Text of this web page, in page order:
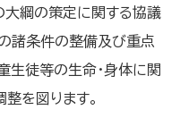
綱の策定に関する協議
諸条件の整備及び重点
生徒等の生命・身体に関
を図ります。